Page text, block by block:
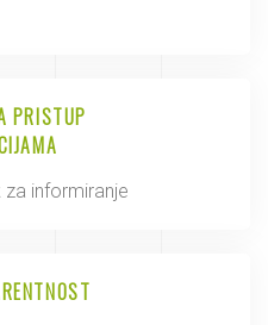
PRISTUP
za informiranje